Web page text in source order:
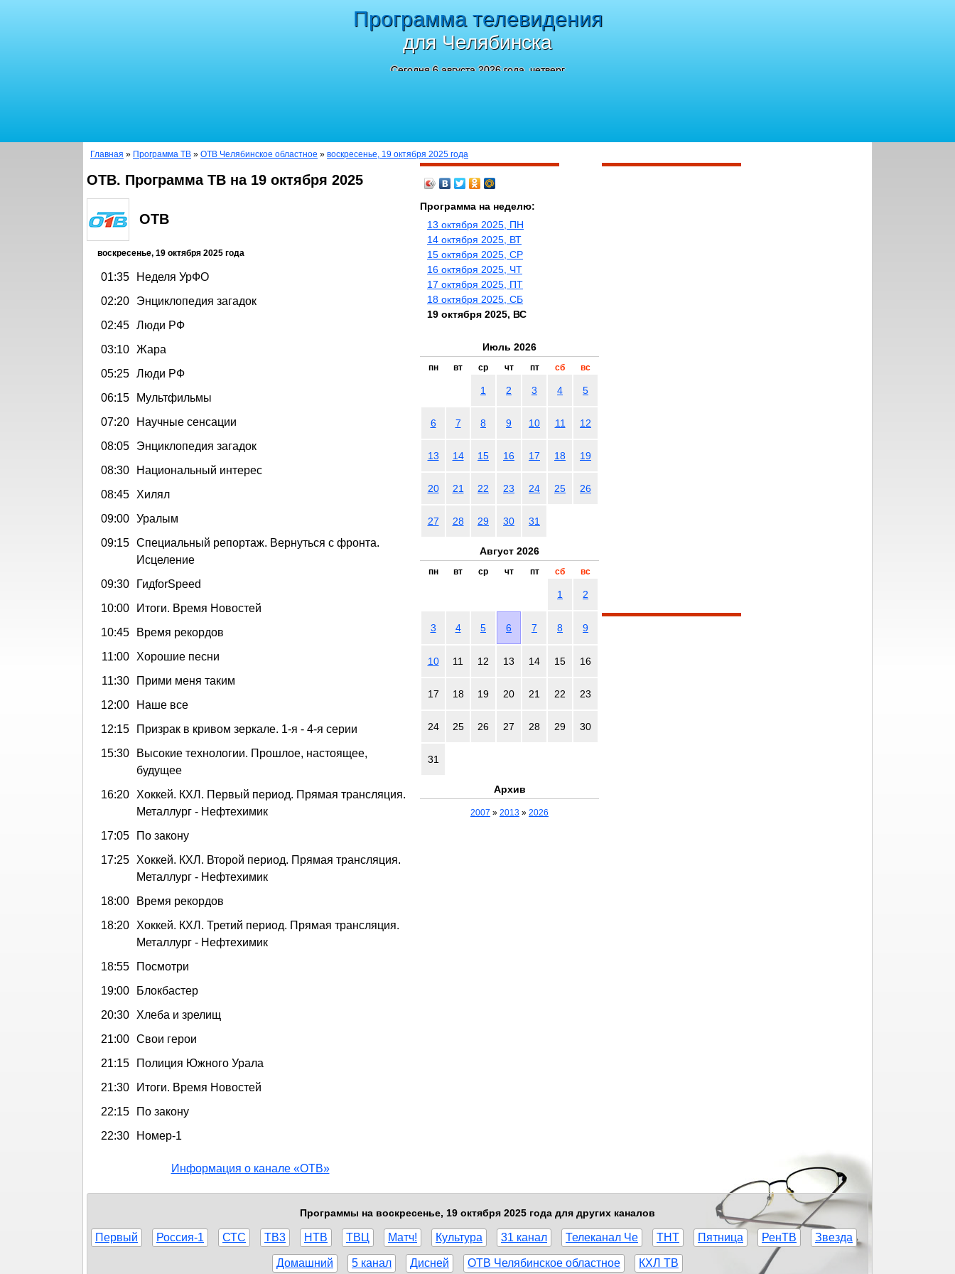
Программа телевидения
для Челябинска
Сегодня 6 августа 2026 года, четверг
Главная » Программа ТВ » ОТВ Челябинское областное » воскресенье, 19 октября 2025 года
ОТВ. Программа ТВ на 19 октября 2025
ОТВ
воскресенье, 19 октября 2025 года
01:35
Неделя УрФО
02:20
Энциклопедия загадок
02:45 Люди РФ
03:10 Жара
05:25 Люди РФ
06:15
Мультфильмы
07:20
Научные сенсации
08:05
Энциклопедия загадок
08:30
Национальный интерес
08:45
Хилял
09:00 Уралым
09:15 Специальный репортаж. Вернуться с фронта.
Исцеление
09:30
ГидforSpeed
10:00
Итоги. Время Новостей
10:45
Время рекордов
11:00
Хорошие песни
11:30
Прими меня таким
12:00
Наше все
12:15
Призрак в кривом зеркале. 1-я - 4-я серии
15:30
Высокие технологии. Прошлое, настоящее,
будущее
16:20
Хоккей. КХЛ. Первый период. Прямая трансляция.
Металлург - Нефтехимик
17:05
По закону
17:25
Хоккей. КХЛ. Второй период. Прямая трансляция.
Металлург - Нефтехимик
18:00
Время рекордов
18:20
Хоккей. КХЛ. Третий период. Прямая трансляция.
Металлург - Нефтехимик
18:55
Посмотри
19:00
Блокбастер
20:30
Хлеба и зрелищ
21:00 Свои герои
21:15
Полиция Южного Урала
21:30
Итоги. Время Новостей
22:15
По закону
22:30
Номер-1
Информация о канале «ОТВ»
Программа на неделю:
13 октября 2025, ПН
14 октября 2025, ВТ
15 октября 2025, СР
16 октября 2025, ЧТ
17 октября 2025, ПТ
18 октября 2025, СБ
19 октября 2025, ВС
Июль 2026
пн вт ср чт пт сб вс
1 2 3 4 5
6 7 8 9 10 11 12
13 14 15 16 17 18 19
20 21 22 23 24 25 26
27 28 29 30 31
Август 2026
пн вт ср чт пт сб вс
1 2
3 4 5 6 7 8 9
10 11 12 13 14 15 16
17 18 19 20 21 22 23
24 25 26 27 28 29 30
31
Архив
2007 » 2013 » 2026
Программы на воскресенье, 19 октября 2025 года для других каналов
Первый Россия-1 СТС ТВ3 НТВ ТВЦ Матч! Культура 31 канал Телеканал Че ТНТ Пятница РенТВ Звезда
Домашний 5 канал Дисней ОТВ Челябинское областное КХЛ ТВ